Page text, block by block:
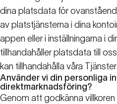
dina platsdata för
av platstjänsterna i dina
appen eller i inställningarna i
tillhandahåller platsdata till
kan tillhandahålla våra
Använder vi din personliga
direktmarknadsföring?
Genom att godkänna